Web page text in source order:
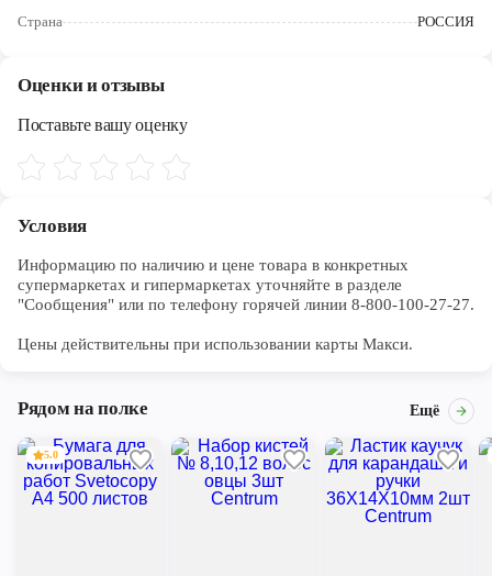
Череповец
Страна РОССИЯ
Оценки и отзывы
Поставьте вашу оценку
Условия
Информацию по наличию и цене товара в конкретных
супермаркетах и гипермаркетах уточняйте в разделе
"Сообщения" или по телефону горячей линии 8-800-100-27-27.
Цены действительны при использовании карты Макси.
Рядом на полке Ещё
5.0